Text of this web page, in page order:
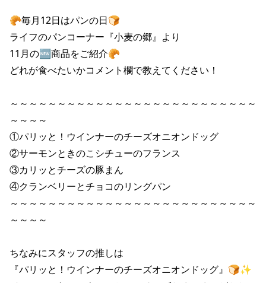
🥐毎月12日はパンの日🍞
ライフのパンコーナー『小麦の郷』より
11月の🆕商品をご紹介🥐
どれが食べたいかコメント欄で教えてください！
～～～～～～～～～～～～～～～～～～～～～～～～～～
～～～～
①パリッと！ウインナーのチーズオニオンドッグ
②サーモンときのこシチューのフランス
③カリッとチーズの豚まん
④クランベリーとチョコのリングパン
～～～～～～～～～～～～～～～～～～～～～～～～～～
～～～～
ちなみにスタッフの推しは
『パリッと！ウインナーのチーズオニオンドッグ』🍞✨